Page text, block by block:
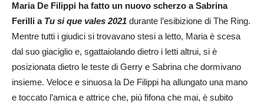
Maria De Filippi ha fatto un nuovo scherzo a Sabrina
Ferilli a Tu si que vales 2021 durante l’esibizione di The Ring.
Mentre tutti i giudici si trovavano stesi a letto, Maria è scesa
dal suo giaciglio e, sgattaiolando dietro i letti altrui, si è
posizionata dietro le teste di Gerry e Sabrina che dormivano
insieme. Veloce e sinuosa la De Filippi ha allungato una mano
e toccato l’amica e attrice che, più fifona che mai, è subito